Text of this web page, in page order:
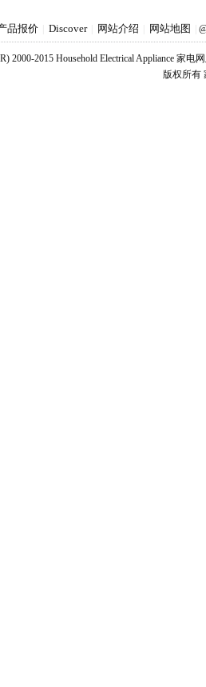
品报价 Discover 网站介绍 网站地图
2000-2015 Household Electrical Appliance 家电
版权所有